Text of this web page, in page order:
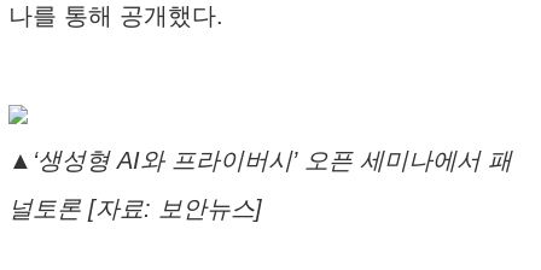
나를 통해 공개했다.
▲‘생성형 AI와 프라이버시’ 오픈 세미나에서 패
널토론 [자료: 보안뉴스]